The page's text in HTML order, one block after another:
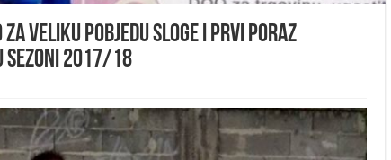
za veliku pobjedu Sloge i prvi poraz
sezoni 2017/18